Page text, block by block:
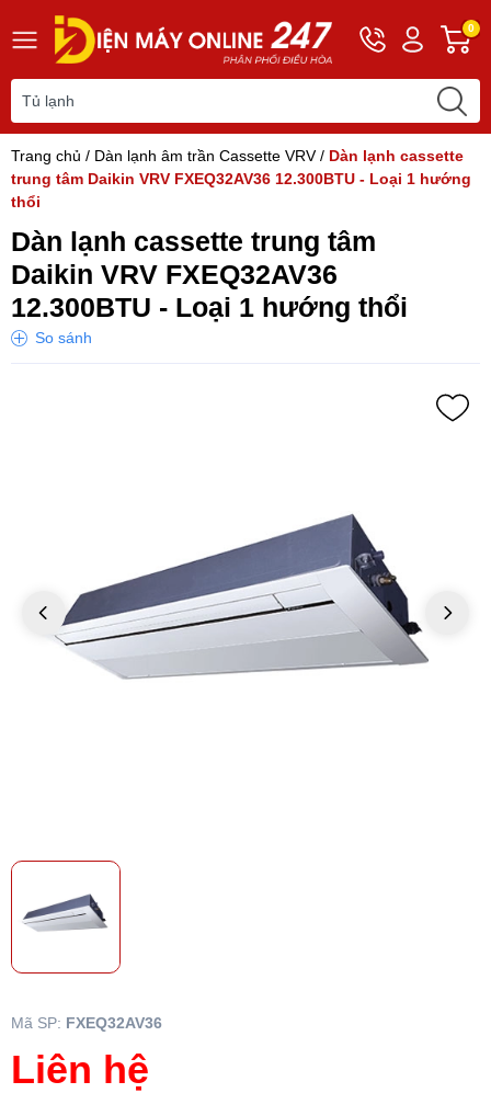
Hotline
0243
Tài
khoản
Khách
0
Trang chủ / Dàn lạnh âm trần Cassette VRV/ Dàn lạnh cassette
trung tâm Daikin VRV FXEQ32AV36 12.300BTU - Loại 1 hướng
thổi
Dàn lạnh cassette trung tâm
Daikin VRV FXEQ32AV36
12.300BTU - Loại 1 hướng thổi
So sánh
Mã SP: FXEQ32AV36
Liên hệ